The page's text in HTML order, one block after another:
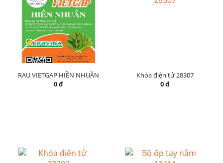
RAU VIETGAP HIỀN NHUẦN
0 đ
Khóa điện tử 28307
0 đ